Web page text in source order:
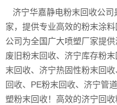
济宁华嘉静电粉末回收公司
家，提供专业高效的粉末涂
公司为全国广大喷塑厂家提
废旧粉末回收、济宁库存粉
末回收、济宁热固性粉末回
回收、PE粉末回收、济宁管
塑粉末回收！高效的济宁回